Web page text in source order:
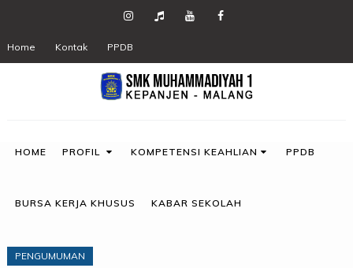
Home Kontak PPDB
HOME PROFIL KOMPETENSI KEAHLIAN PPDB
BURSA KERJA KHUSUS KABAR SEKOLAH
PENGUMUMAN